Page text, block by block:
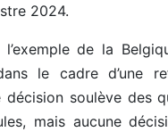
2024.
de la
le cadre d’une
soulève des
mais aucune